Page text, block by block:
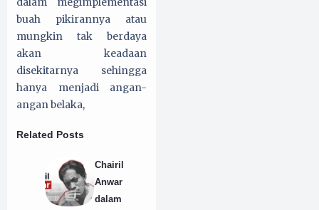
buah pikirannya atau
mungkin tak berdaya
akan keadaan
disekitarnya sehingga
hanya menjadi angan-
angan belaka,
Related Posts
Chairil
Anwar
dalam